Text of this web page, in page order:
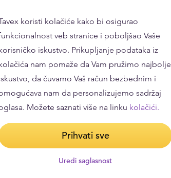
štednji.Argor-Heraeus zlatne
štedišu koji ceni sigurnost i
da diversifikujete svoj portfolio
da Argor-Heraeus zlatne poluge
rizika.
vredna svoje težine u zlatu. Argor-Heraeus
zlatnim predmetima u ovom formatu.
finog zlata koji je povezan sa preovlađujućom
koristi kolačiće kako bi osigurao
veb stranice i poboljšao Vaše
iskustvo. Prikupljanje podataka iz
nam pomaže da Vam pružimo najbolje
da čuvamo Vaš račun bezbednim i
nam da personalizujemo sadržaj
Možete saznati više na linku kolačići.
Prihvati sve
Uredi saglasnost